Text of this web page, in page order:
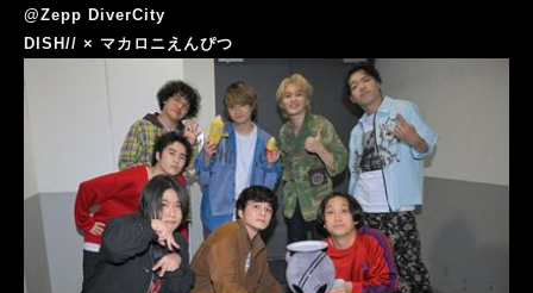
@Zepp DiverCity
DISH// × マカロニえんぴつ